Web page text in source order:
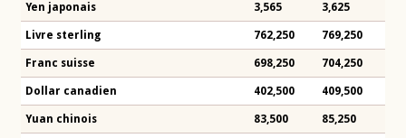
Yen japonais 3,565 3,625
Livre sterling 762,250 769,250
Franc suisse 698,250 704,250
Dollar canadien 402,500 409,500
Yuan chinois 83,500 85,250